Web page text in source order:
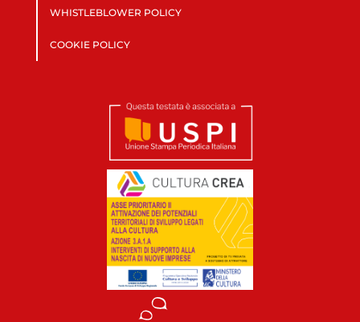
WHISTLEBLOWER POLICY
COOKIE POLICY